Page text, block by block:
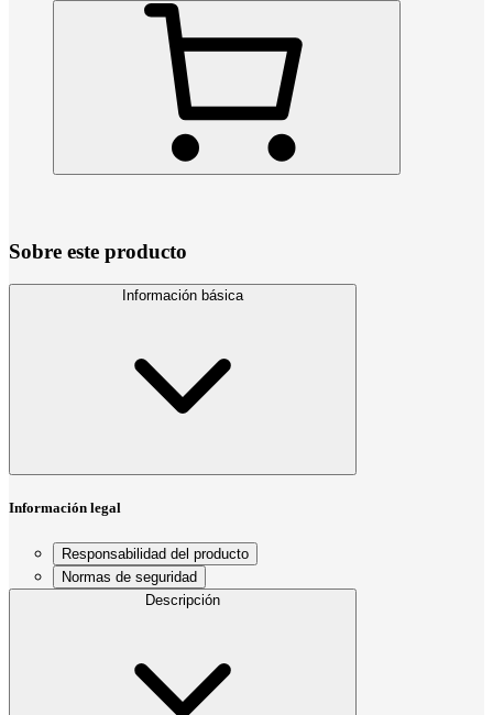
Sobre este producto
Información básica
Información legal
Responsabilidad del producto
Normas de seguridad
Descripción